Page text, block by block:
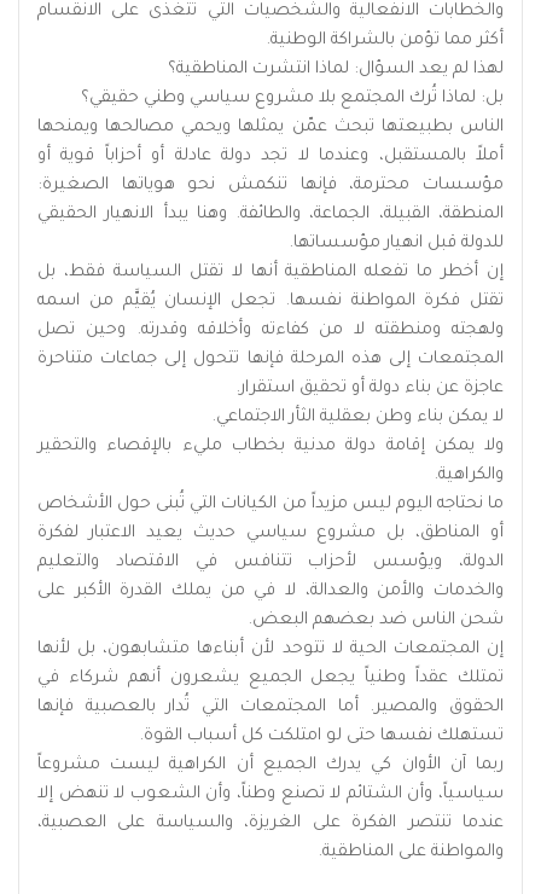
والخطابات الانفعالية والشخصيات التي تتغذى على الانقسام
أكثر مما تؤمن بالشراكة الوطنية.
لهذا لم يعد السؤال: لماذا انتشرت المناطقية؟
بل: لماذا تُرك المجتمع بلا مشروع سياسي وطني حقيقي؟
الناس بطبيعتها تبحث عمّن يمثلها ويحمي مصالحها ويمنحها
أملاً بالمستقبل، وعندما لا تجد دولة عادلة أو أحزاباً قوية أو
مؤسسات محترمة، فإنها تنكمش نحو هوياتها الصغيرة:
المنطقة، القبيلة، الجماعة، والطائفة. وهنا يبدأ الانهيار الحقيقي
للدولة قبل انهيار مؤسساتها.
إن أخطر ما تفعله المناطقية أنها لا تقتل السياسة فقط، بل
تقتل فكرة المواطنة نفسها. تجعل الإنسان يُقيَّم من اسمه
ولهجته ومنطقته لا من كفاءته وأخلاقه وقدرته. وحين تصل
المجتمعات إلى هذه المرحلة فإنها تتحول إلى جماعات متناحرة
عاجزة عن بناء دولة أو تحقيق استقرار.
لا يمكن بناء وطن بعقلية الثأر الاجتماعي.
ولا يمكن إقامة دولة مدنية بخطاب مليء بالإقصاء والتحقير
والكراهية.
ما نحتاجه اليوم ليس مزيداً من الكيانات التي تُبنى حول الأشخاص
أو المناطق، بل مشروع سياسي حديث يعيد الاعتبار لفكرة
الدولة، ويؤسس لأحزاب تتنافس في الاقتصاد والتعليم
والخدمات والأمن والعدالة، لا في من يملك القدرة الأكبر على
شحن الناس ضد بعضهم البعض.
إن المجتمعات الحية لا تتوحد لأن أبناءها متشابهون، بل لأنها
تمتلك عقداً وطنياً يجعل الجميع يشعرون أنهم شركاء في
الحقوق والمصير. أما المجتمعات التي تُدار بالعصبية فإنها
تستهلك نفسها حتى لو امتلكت كل أسباب القوة.
ربما آن الأوان كي يدرك الجميع أن الكراهية ليست مشروعاً
سياسياً، وأن الشتائم لا تصنع وطناً، وأن الشعوب لا تنهض إلا
عندما تنتصر الفكرة على الغريزة، والسياسة على العصبية،
والمواطنة على المناطقية.